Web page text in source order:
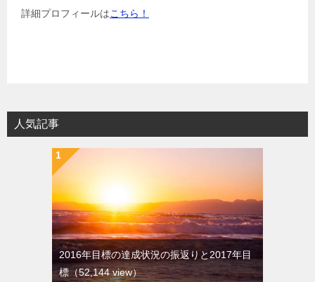
詳細プロフィールはこちら！
人気記事
2016年目標の達成状況の振返りと2017年目
標（52,144 view）